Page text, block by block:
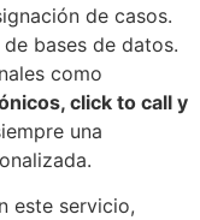
de casos.
bases de datos.
como
click to call y
una
este servicio,